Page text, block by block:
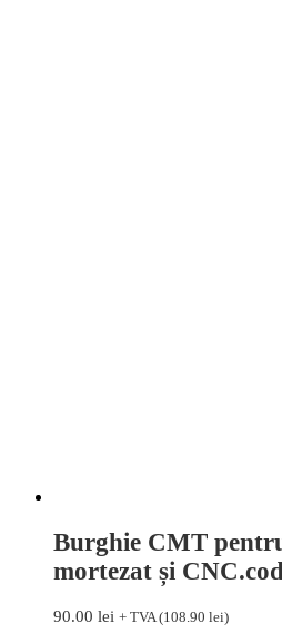
Burghie CMT
mortezat și
90.00 lei + TVA (108.90 lei)